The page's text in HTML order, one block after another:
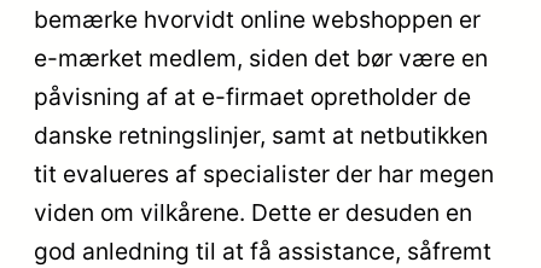
bemærke hvorvidt online webshoppen er
e-mærket medlem, siden det bør være en
påvisning af at e-firmaet opretholder de
danske retningslinjer, samt at netbutikken
tit evalueres af specialister der har megen
viden om vilkårene. Dette er desuden en
god anledning til at få assistance, såfremt